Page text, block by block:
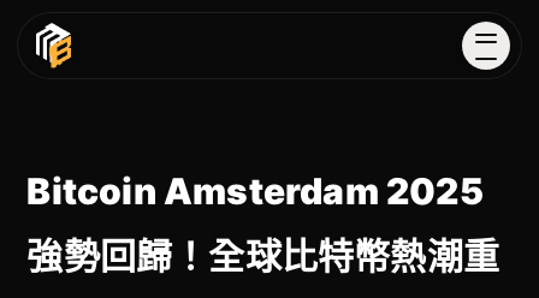
Bitcoin Amsterdam 2025
強勢回歸！全球比特幣熱潮重